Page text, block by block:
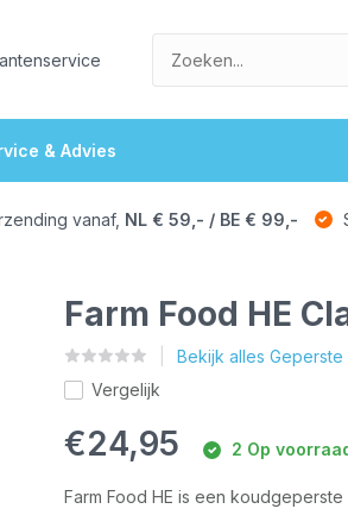
& Advies
vanaf, NL € 59,- / BE € 99,-
Farm Food HE
Bekijk alles
Vergelijk
€24,95 2 Op
Farm Food HE is een